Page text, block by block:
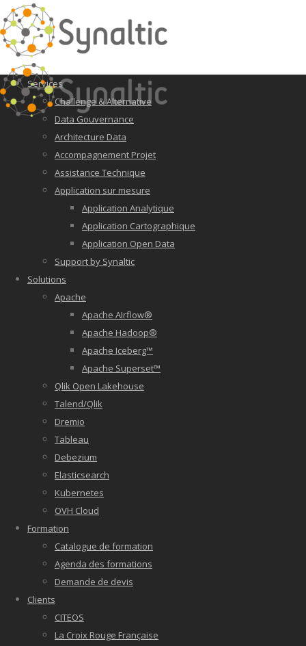
Services
Challenge & Alternative
Data Gouvernance
Architecture Data
Accompagnement Projet
Assistance Technique
Application sur mesure
Application Analytique
Application Cartographique
Application Open Data
Support by Synaltic
Solutions
Apache
Apache AIrflow®
Apache Hadoop®
Apache Iceberg™
Apache Superset™
Qlik Open Lakehouse
Talend/Qlik
Dremio
Tableau
Debezium
Elasticsearch
Kubernetes
OVH Cloud
Formation
Catalogue de formation
Agenda des formations
Demande de devis
Clients
CITEOS
La Croix Rouge Française